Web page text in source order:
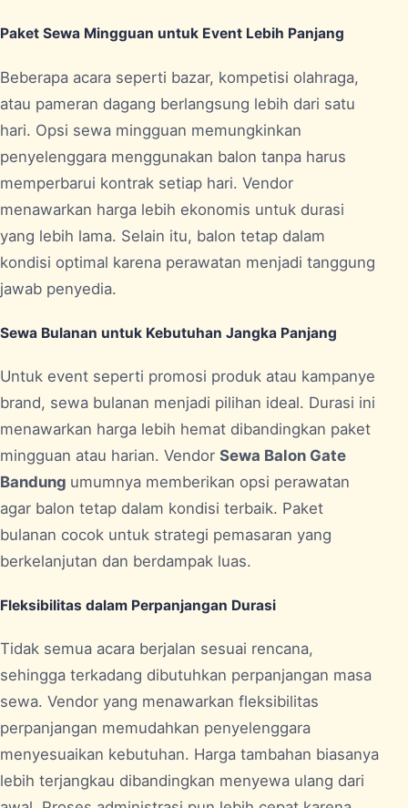
Paket Sewa Mingguan untuk Event Lebih Panjang
Beberapa acara seperti bazar, kompetisi olahraga,
atau pameran dagang berlangsung lebih dari satu
hari. Opsi sewa mingguan memungkinkan
penyelenggara menggunakan balon tanpa harus
memperbarui kontrak setiap hari. Vendor
menawarkan harga lebih ekonomis untuk durasi
yang lebih lama. Selain itu, balon tetap dalam
kondisi optimal karena perawatan menjadi tanggung
jawab penyedia.
Sewa Bulanan untuk Kebutuhan Jangka Panjang
Untuk event seperti promosi produk atau kampanye
brand, sewa bulanan menjadi pilihan ideal. Durasi ini
menawarkan harga lebih hemat dibandingkan paket
mingguan atau harian. Vendor Sewa Balon Gate
Bandung umumnya memberikan opsi perawatan
agar balon tetap dalam kondisi terbaik. Paket
bulanan cocok untuk strategi pemasaran yang
berkelanjutan dan berdampak luas.
Fleksibilitas dalam Perpanjangan Durasi
Tidak semua acara berjalan sesuai rencana,
sehingga terkadang dibutuhkan perpanjangan masa
sewa. Vendor yang menawarkan fleksibilitas
perpanjangan memudahkan penyelenggara
menyesuaikan kebutuhan. Harga tambahan biasanya
lebih terjangkau dibandingkan menyewa ulang dari